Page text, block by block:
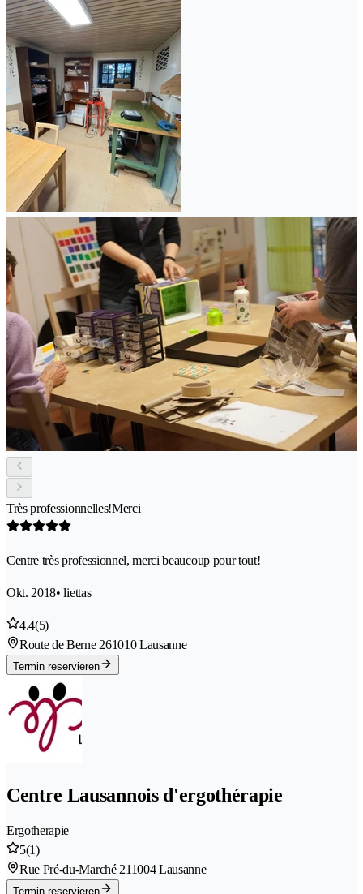
Très professionnelles!Merci
Centre très professionnel, merci beaucoup pour tout!
Okt. 2018• liettas
4.4(5)
Route de Berne 261010 Lausanne
Termin reservieren
Centre Lausannois d'ergothérapie
Ergotherapie
5(1)
Rue Pré-du-Marché 211004 Lausanne
Termin reservieren